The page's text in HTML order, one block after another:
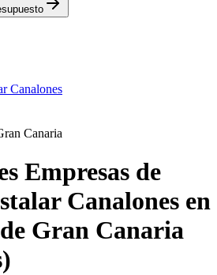
Canalones
Canaria
Empresas de
Canalones en
Gran Canaria
)